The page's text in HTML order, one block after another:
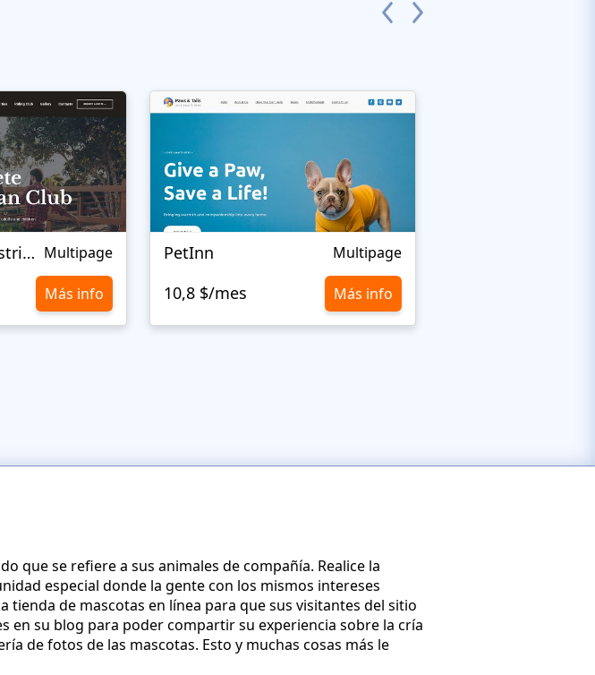
Horsieside Equestrian Multipage
Más info
PetInn Multipage
10,8 $/mes Más info
que se refiere a sus animales de compañía. Realice la
especial donde la gente con los mismos intereses
de mascotas en línea para que sus visitantes del sitio
en su blog para poder compartir su experiencia sobre la cría
de fotos de las mascotas. Esto y muchas cosas más le